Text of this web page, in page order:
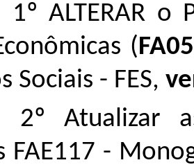
ALTERAR o
(
Sociais - FES,
2º Atualizar
FAE117 -